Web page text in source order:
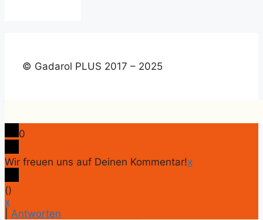
© Gadarol PLUS 2017 – 2025
0
Wir freuen uns auf Deinen Kommentar!x
()
x
Antworten